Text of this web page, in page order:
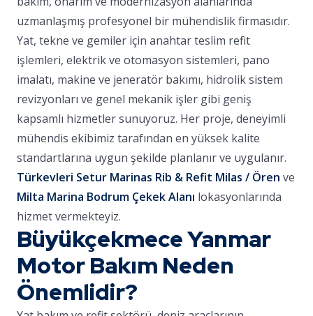
uzmanlaşmış profesyonel bir mühendislik firmasıdır.
Yat, tekne ve gemiler için anahtar teslim refit
işlemleri, elektrik ve otomasyon sistemleri, pano
imalatı, makine ve jeneratör bakımı, hidrolik sistem
revizyonları ve genel mekanik işler gibi geniş
kapsamlı hizmetler sunuyoruz. Her proje, deneyimli
mühendis ekibimiz tarafından en yüksek kalite
standartlarına uygun şekilde planlanır ve uygulanır.
Türkevleri Setur Marinas Rib & Refit Milas / Ören ve
Milta Marina Bodrum Çekek Alanı lokasyonlarında
hizmet vermekteyiz.
Büyükçekmece Yanmar
Motor Bakım Neden
Önemlidir?